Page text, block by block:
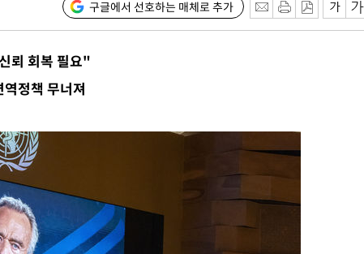
못
대
구글에서 선호하는 매체로 추가
뢰 회복 필요"
정책 무너져